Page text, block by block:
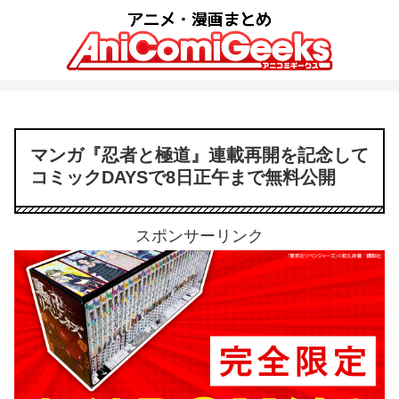
マンガ『忍者と極道』連載再開を記念して
コミックDAYSで8日正午まで無料公開
スポンサーリンク